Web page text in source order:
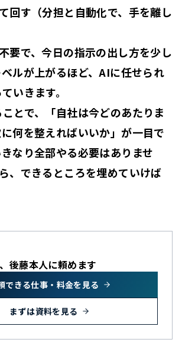
回す （分担と自動化で、手を離し
要で、今日の指示の出し方を少し
ルが上がるほど、AIに任せられ
いきます。
とで、「自社は今どのあたりま
何を整えればいいか」が一目で
なり全部やる必要はありませ
、できるところを埋めていけば
後藤本人に頼めます
できる仕事・料金を見る
まずは資料を見る